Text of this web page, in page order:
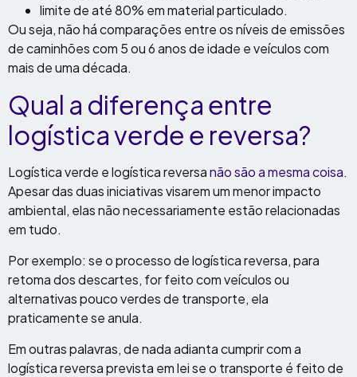
limite de até 80% em material particulado.
Ou seja, não há comparações entre os níveis de emissões
de caminhões com 5 ou 6 anos de idade e veículos com
mais de uma década.
Qual a diferença entre
logística verde e reversa?
Logística verde e logística reversanão são a mesma coisa.
Apesar das duas iniciativas visarem um menor impacto
ambiental, elas não necessariamente estão relacionadas
em tudo.
Por exemplo: se o processo de logística reversa, para
retoma dos descartes, for feito com veículos ou
alternativas pouco verdes de transporte, ela
praticamente se anula.
Em outras palavras, de nada adianta cumprir com a
logística reversa prevista em lei se o transporte é feito de